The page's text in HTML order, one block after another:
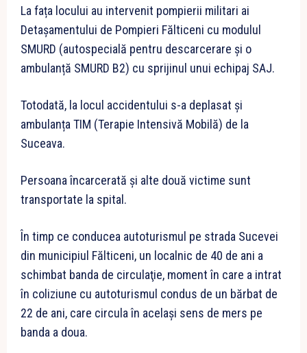
La fața locului au intervenit pompierii militari ai
Detașamentului de Pompieri Fălticeni cu modulul
SMURD (autospecială pentru descarcerare și o
ambulanță SMURD B2) cu sprijinul unui echipaj SAJ.
Totodată, la locul accidentului s-a deplasat și
ambulanța TIM (Terapie Intensivă Mobilă) de la
Suceava.
Persoana încarcerată și alte două victime sunt
transportate la spital.
În timp ce conducea autoturismul pe strada Sucevei
din municipiul Fălticeni, un localnic de 40 de ani a
schimbat banda de circulaţie, moment în care a intrat
în coliziune cu autoturismul condus de un bărbat de
22 de ani, care circula în acelaşi sens de mers pe
banda a doua.